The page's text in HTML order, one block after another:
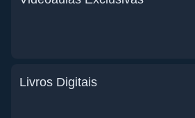
Livros Digitais